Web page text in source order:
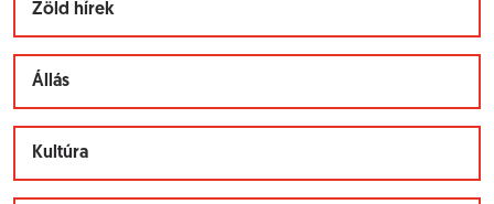
Zöld hírek
Állás
Kultúra